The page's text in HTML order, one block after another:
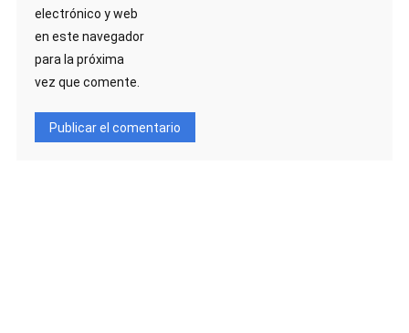
electrónico y web
en este navegador
para la próxima
vez que comente.